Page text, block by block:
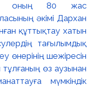
оның 80 жас
әкімі Дархан
құттықтау хатын
тағылымдық
өнерінің шежіресін
өз аузынан
мүмкіндік